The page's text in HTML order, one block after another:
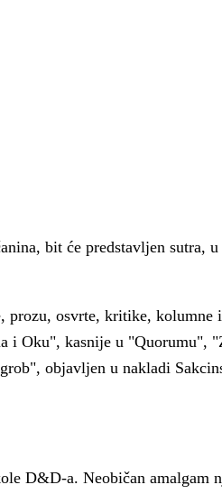
bit će predstavljen sutra,
prozu, osvrte, kritike, kolumne
i Oku", kasnije u "Quorumu",
objavljen u nakladi
D&D-a. Neobičan amalgam